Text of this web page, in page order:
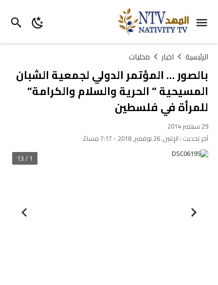
الرئيسية اخبار محليات
بالصور … المؤتمر الدولي لجمعية الشبان
المسيحية ” الحرية والسلام والكرامة”
للمرأة في فلسطين
29 سبتمبر 2014
آخر تحديث : الإثنين, 26 نوفمبر, 2018 - 7:17 مساءً
1 / 13